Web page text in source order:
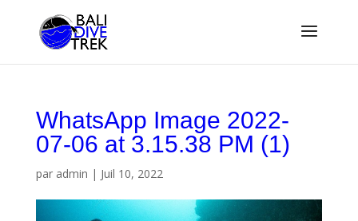
WhatsApp Image 2022-
07-06 at 3.15.38 PM (1)
par admin | Juil 10, 2022